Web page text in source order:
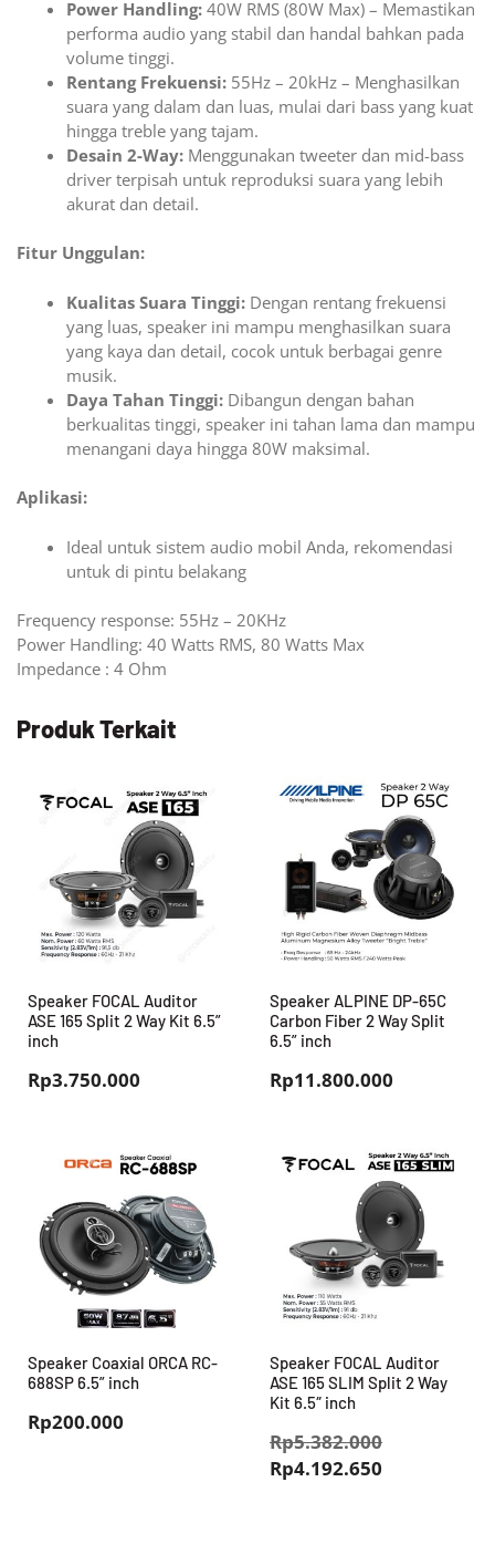
Power Handling: 40W RMS (80W Max) – Memastikan
performa audio yang stabil dan handal bahkan pada
volume tinggi.
Rentang Frekuensi: 55Hz – 20kHz – Menghasilkan
suara yang dalam dan luas, mulai dari bass yang kuat
hingga treble yang tajam.
Desain 2-Way: Menggunakan tweeter dan mid-bass
driver terpisah untuk reproduksi suara yang lebih
akurat dan detail.
Fitur Unggulan:
Kualitas Suara Tinggi: Dengan rentang frekuensi
yang luas, speaker ini mampu menghasilkan suara
yang kaya dan detail, cocok untuk berbagai genre
musik.
Daya Tahan Tinggi: Dibangun dengan bahan
berkualitas tinggi, speaker ini tahan lama dan mampu
menangani daya hingga 80W maksimal.
Aplikasi:
Ideal untuk sistem audio mobil Anda, rekomendasi
untuk di pintu belakang
Frequency response: 55Hz – 20KHz
Power Handling: 40 Watts RMS, 80 Watts Max
Impedance : 4 Ohm
Produk Terkait
Speaker FOCAL Auditor
ASE 165 Split 2 Way Kit 6.5”
inch
Rp3.750.000
Speaker ALPINE DP-65C
Carbon Fiber 2 Way Split
6.5” inch
Rp11.800.000
Speaker Coaxial ORCA RC-
688SP 6.5” inch
Rp200.000
Speaker FOCAL Auditor
ASE 165 SLIM Split 2 Way
Kit 6.5″ inch
Rp5.382.000
Rp4.192.650